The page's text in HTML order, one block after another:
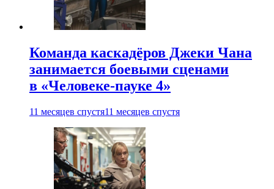
Команда каскадёров Джеки Чана
занимается боевыми сценами
в «Человеке-пауке 4»
11 месяцев спустя11 месяцев спустя